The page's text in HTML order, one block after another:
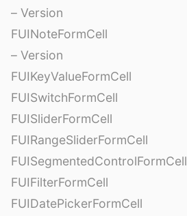
– Version
FUINoteFormCell
– Version
FUIKeyValueFormCell
FUISwitchFormCell
FUISliderFormCell
FUIRangeSliderFormCell
FUISegmentedControlFormCell
FUIFilterFormCell
FUIDatePickerFormCell